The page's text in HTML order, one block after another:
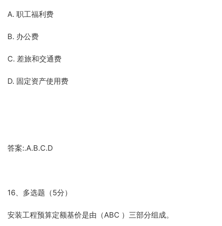
A. 职工福利费
B. 办公费
C. 差旅和交通费
D. 固定资产使用费
答案:.A.B.C.D
16、多选题（5分）
安装工程预算定额基价是由（ABC ）三部分组成。